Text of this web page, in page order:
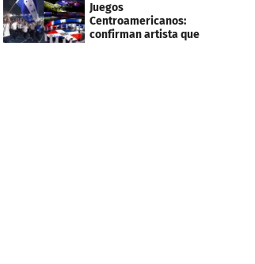
Juegos
Centroamericanos:
confirman artista que